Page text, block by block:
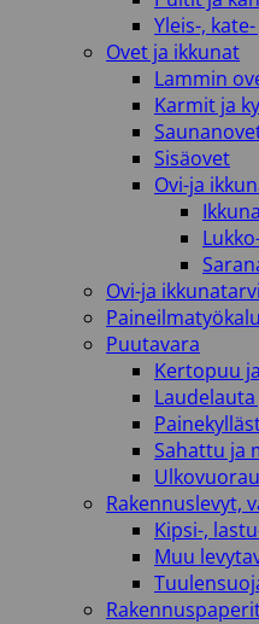
Yleis-,
Ovet ja ikkunat
Lammin
Karmit ja
Sisäovet
Ovi-ja
Ovi-ja
Puutavara
Kertopuu
Sahattu ja
Rakennuslevyt,
Kipsi-,
Muu